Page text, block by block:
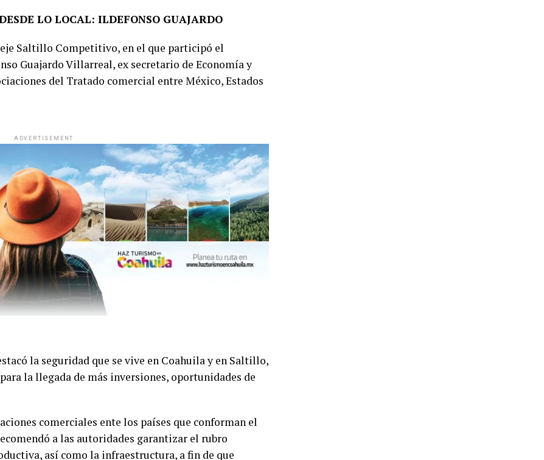
LO LOCAL: ILDEFONSO GUAJARDO
Saltillo Competitivo, en el que participó el
Guajardo Villarreal, ex secretario de Economía y
del Tratado comercial entre México, Estados
ADVERTISEMENT
la seguridad que se vive en Coahuila y en Saltillo,
la llegada de más inversiones, oportunidades de
comerciales ente los países que conforman el
a las autoridades garantizar el rubro
así como la infraestructura, a fin de que